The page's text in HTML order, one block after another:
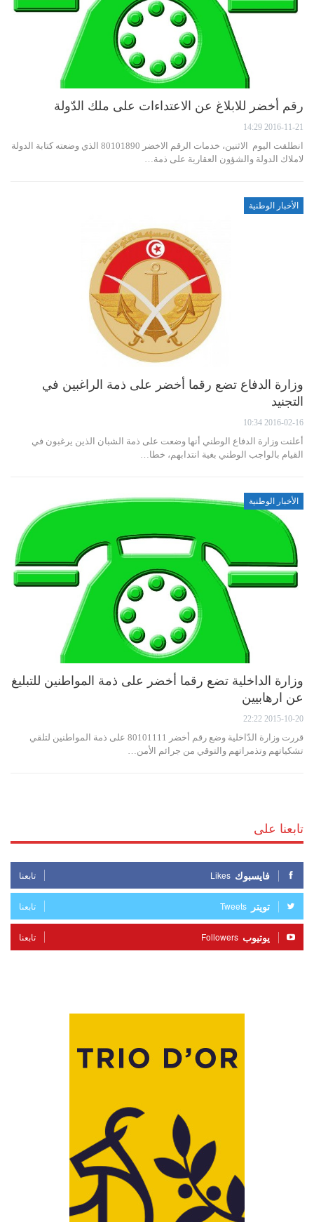
رقم أخضر للابلاغ عن الاعتداءات على ملك الدّولة
2016-11-21 14:29
انطلقت اليوم الاثنين، خدمات الرقم الاخضر 80101890 الذي وضعته كتابة الدولة
لاملاك الدولة والشؤون العقارية على ذمة…
الأخبار الوطنية
وزارة الدفاع تضع رقما أخضر على ذمة الراغبين في
التجنيد
2016-02-16 10:34
أعلنت وزارة الدفاع الوطني أنها وضعت على ذمة الشبان الذين يرغبون في
القيام بالواجب الوطني بغية انتدابهم، خطا…
الأخبار الوطنية
وزارة الداخلية تضع رقما أخضر على ذمة المواطنين للتبليغ
عن ارهابيين
2015-10-20 22:22
قررت وزارة الدّاخلية وضع رقم أخضر 80101111 على ذمة المواطنين لتلقي
تشكياتهم وتذمراتهم والتوقي من جرائم الأمن…
تابعنا على
فايسبوك Likes تابعنا
تويتر Tweets تابعنا
يوتيوب Followers تابعنا